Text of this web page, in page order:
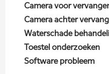
Camera voor
Camera achter
Waterschade
Toestel onderzoeken
Software probleem